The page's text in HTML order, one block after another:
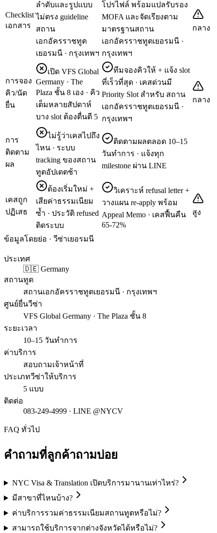
Checklist
เอกสาร
ลำดับและรูปแบบ
ไม่ตรง guideline
สถาน
เอกอัครราชทูต
เยอรมนี · กรุงเทพฯ
โปรไฟล์ พร้อมแปลรับรอง
MOFA และจัดเรียงตาม
มาตรฐานสถาน
เอกอัครราชทูตเยอรมนี ·
กรุงเทพฯ
กลาง
การจอง
คิว/นัด
ยื่น
เปิด VFS Global
Germany · The
Plaza ชั้น 8 เอง · คิว
เต็มหลายสัปดาห์
บาง slot ต้องตื่นตี 5
ทีมจองคิวให้ + แจ้ง slot
ที่เร็วที่สุด · เคสด่วนมี
Priority Slot สำหรับ สถาน
เอกอัครราชทูตเยอรมนี ·
กรุงเทพฯ
กลาง
การ
ติดตาม
ผล
ไม่รู้ว่าเคสไปถึง
ไหน · ระบบ
tracking ของสถาน
ทูตอัปเดตช้า
ติดตามผลตลอด 10–15
วันทำการ · แจ้งทุก
milestone ผ่าน LINE
เคสถูก
ปฏิเสธ
ต้องเริ่มใหม่ +
เสียค่าธรรมเนียม
ซ้ำ · ประวัติ refused
ติดระบบ
วิเคราะห์ refusal letter +
วางแผน re-apply พร้อม
Appeal Memo · เคสฟื้นคืน
65-72%
สูง
ข้อมูลโดยย่อ · วีซ่าเยอรมนี
ประเทศ
🇩🇪 Germany
สถานทูต
สถานเอกอัครราชทูตเยอรมนี · กรุงเทพฯ
ศูนย์ยื่นวีซ่า
VFS Global Germany · The Plaza ชั้น 8
ระยะเวลา
10–15 วันทำการ
ค่าบริการ
สอบถามเจ้าหน้าที่
ประเภทวีซ่าให้บริการ
5 แบบ
ติดต่อ
083-249-4999 · LINE @NYCV
FAQ ทั่วไป
คำถามที่ลูกค้าถามบ่อย
NYC Visa & Translation เปิดบริการมานานเท่าไหร่?
มีสาขาที่ไหนบ้าง?
ค่าบริการรวมค่าธรรมเนียมสถานทูตหรือไม่?
สามารถใช้บริการจากต่างจังหวัดได้หรือไม่?